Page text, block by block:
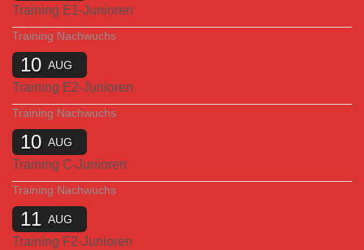
Training E1-Junioren
Training Nachwuchs
10 AUG
Training E2-Junioren
Training Nachwuchs
10 AUG
Training C-Junioren
Training Nachwuchs
11 AUG
Training F2-Junioren